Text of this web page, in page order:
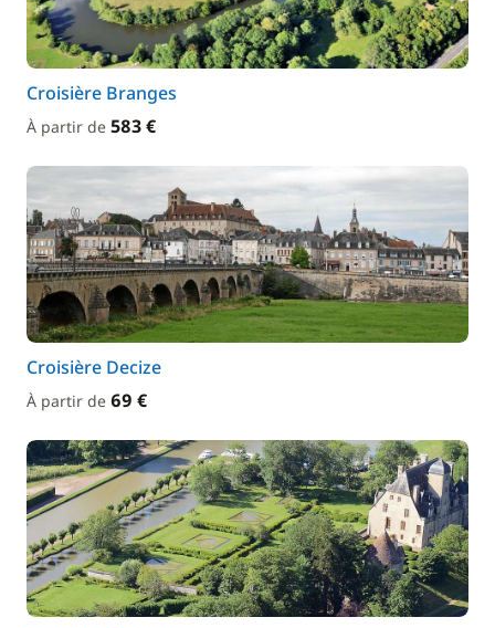
Croisière Branges
À partir de 583 €
Croisière Decize
À partir de 69 €